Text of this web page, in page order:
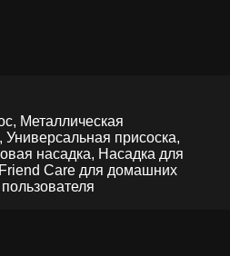
Металлическая
Универсальная присоска,
насадка, Насадка для
Care для домашних